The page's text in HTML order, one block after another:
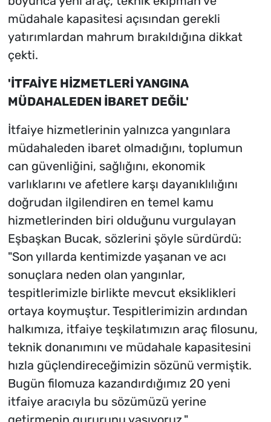
müdahale kapasitesi açısından gerekli
yatırımlardan mahrum bırakıldığına dikkat
çekti.
'İTFAİYE HİZMETLERİ YANGINA
MÜDAHALEDEN İBARET DEĞİL'
İtfaiye hizmetlerinin yalnızca yangınlara
müdahaleden ibaret olmadığını, toplumun
can güvenliğini, sağlığını, ekonomik
varlıklarını ve afetlere karşı dayanıklılığını
doğrudan ilgilendiren en temel kamu
hizmetlerinden biri olduğunu vurgulayan
Eşbaşkan Bucak, sözlerini şöyle sürdürdü:
"Son yıllarda kentimizde yaşanan ve acı
sonuçlara neden olan yangınlar,
tespitlerimizle birlikte mevcut eksiklikleri
ortaya koymuştur. Tespitlerimizin ardından
halkımıza, itfaiye teşkilatımızın araç filosunu,
teknik donanımını ve müdahale kapasitesini
hızla güçlendireceğimizin sözünü vermiştik.
Bugün filomuza kazandırdığımız 20 yeni
itfaiye aracıyla bu sözümüzü yerine